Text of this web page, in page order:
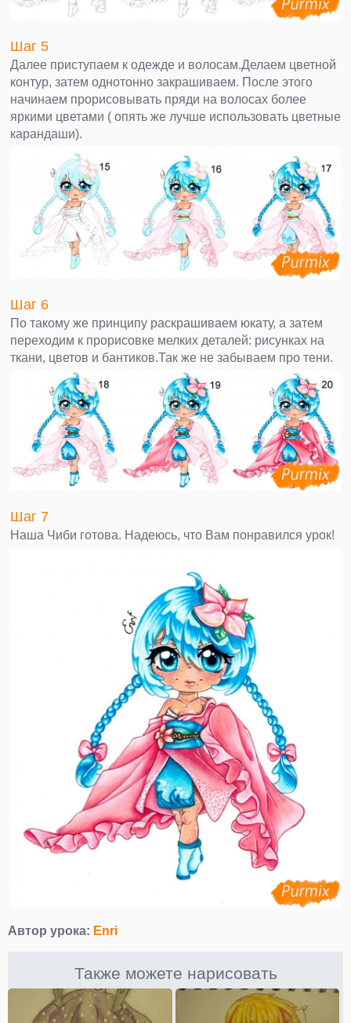
Шаг 5
Далее приступаем к одежде и волосам.Делаем цветной
контур, затем однотонно закрашиваем. После этого
начинаем прорисовывать пряди на волосах более
яркими цветами ( опять же лучше использовать цветные
карандаши).
Шаг 6
По такому же принципу раскрашиваем юкату, а затем
переходим к прорисовке мелких деталей: рисунках на
ткани, цветов и бантиков.Так же не забываем про тени.
Шаг 7
Наша Чиби готова. Надеюсь, что Вам понравился урок!
Автор урока: Enri
Также можете нарисовать